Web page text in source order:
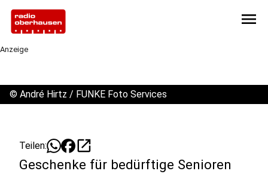
menu
Anzeige
© André Hirtz / FUNKE Foto Services
Teilen: open_in_new
Geschenke für bedürftige Senioren